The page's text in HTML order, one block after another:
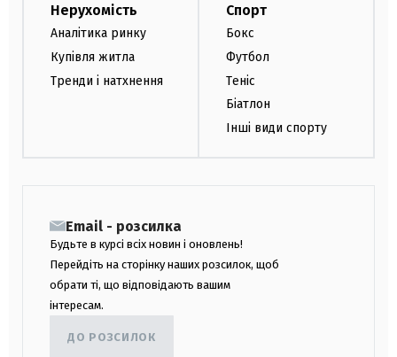
Нерухомість
Аналітика ринку
Купівля житла
Тренди і натхнення
Спорт
Бокс
Футбол
Теніс
Біатлон
Інші види спорту
Email - розсилка
Будьте в курсі всіх новин і оновлень!
Перейдіть на сторінку наших розсилок, щоб
обрати ті, що відповідають вашим
інтересам.
ДО РОЗСИЛОК